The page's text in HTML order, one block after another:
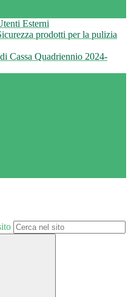
Esterni
prodotti per la pulizia
Cassa Quadriennio 2024-